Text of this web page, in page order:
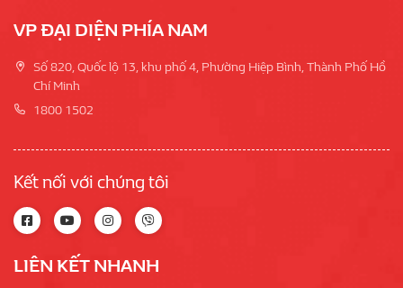
VP ĐẠI DIỆN PHÍA NAM
Số 820, Quốc lộ 13, khu phố 4, Phường Hiệp Bình, Thành Phố Hồ
Chí Minh
1800 1502
Kết nối với chúng tôi
LIÊN KẾT NHANH